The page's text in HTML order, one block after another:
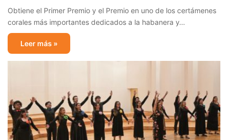
Obtiene el Primer Premio y el Premio en uno de los certámenes
corales más importantes dedicados a la habanera y…
Leer más »